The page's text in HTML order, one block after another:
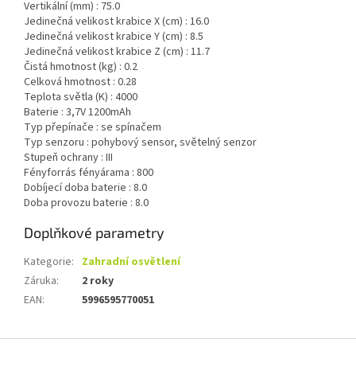
Vertikální (mm) : 75.0
Jedinečná velikost krabice X (cm) : 16.0
Jedinečná velikost krabice Y (cm) : 8.5
Jedinečná velikost krabice Z (cm) : 11.7
Čistá hmotnost (kg) : 0.2
Celková hmotnost : 0.28
Teplota světla (K) : 4000
Baterie : 3,7V 1200mAh
Typ přepínače : se spínačem
Typ senzoru : pohybový sensor, světelný senzor
Stupeň ochrany : III
Fényforrás fényárama : 800
Dobíjecí doba baterie : 8.0
Doba provozu baterie : 8.0
Doplňkové parametry
Kategorie: Zahradní osvětlení
Záruka:
2 roky
EAN: 5996595770051